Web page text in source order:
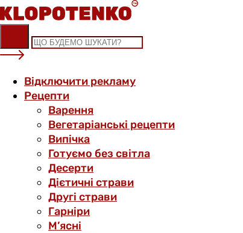
Skip
to
content
Відключити рекламу
Рецепти
Варення
Вегетаріанські рецепти
Випічка
Готуємо без світла
Десерти
Дієтичні страви
Другі страви
Гарніри
М’ясні